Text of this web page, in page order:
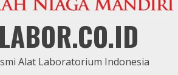
Alat Laboratorium Indonesia